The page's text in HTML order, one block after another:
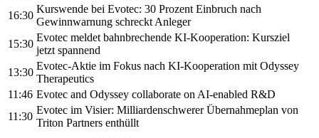
16:30
Kurswende bei Evotec: 30 Prozent Einbruch nach
Gewinnwarnung schreckt Anleger
15:30
Evotec meldet bahnbrechende KI-Kooperation: Kursziel
jetzt spannend
13:30
Evotec-Aktie im Fokus nach KI-Kooperation mit Odyssey
Therapeutics
11:46 Evotec and Odyssey collaborate on AI-enabled R&D
11:30
Evotec im Visier: Milliardenschwerer Übernahmeplan von
Triton Partners enthüllt